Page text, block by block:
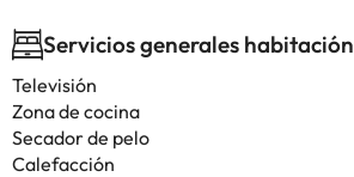
Servicios generales habitación
Televisión
Zona de cocina
Secador de pelo
Calefacción